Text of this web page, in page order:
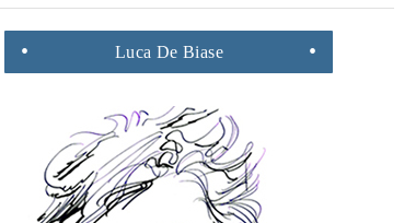
Luca De Biase